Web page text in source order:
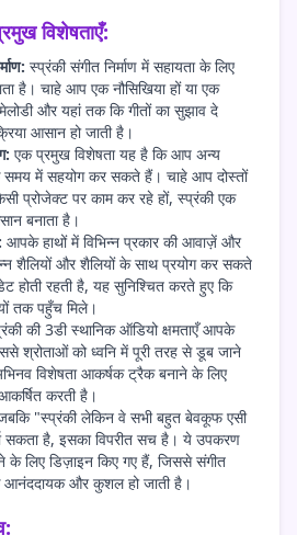
विशेषताएँ:
स्प्रंकी संगीत निर्माण में सहायता के लिए
है। चाहे आप एक नौसिखिया हों या एक
और यहां तक कि गीतों का सुझाव दे
आसान हो जाती है।
एक प्रमुख विशेषता यह है कि आप अन्य
समय में सहयोग कर सकते हैं। चाहे आप दोस्तों
प्रोजेक्ट पर काम कर रहे हों, स्प्रंकी एक
बनाता है।
आपके हाथों में विभिन्न प्रकार की आवाज़ें और
शैलियों और शैलियों के साथ प्रयोग कर सकते
होती रहती है, यह सुनिश्चित करते हुए कि
तक पहुँच मिले।
की 3डी स्थानिक ऑडियो क्षमताएँ आपके
श्रोताओं को ध्वनि में पूरी तरह से डूब जाने
विशेषता आकर्षक ट्रैक बनाने के लिए
करती है।
"स्प्रंकी लेकिन वे सभी बहुत बेवकूफ एसी
सकता है, इसका विपरीत सच है। ये उपकरण
के लिए डिज़ाइन किए गए हैं, जिससे संगीत
आनंददायक और कुशल हो जाती है।